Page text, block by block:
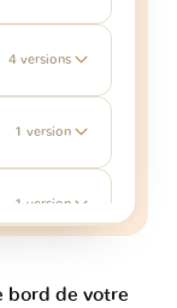
4 versions
1 version
1 version
bord de votre